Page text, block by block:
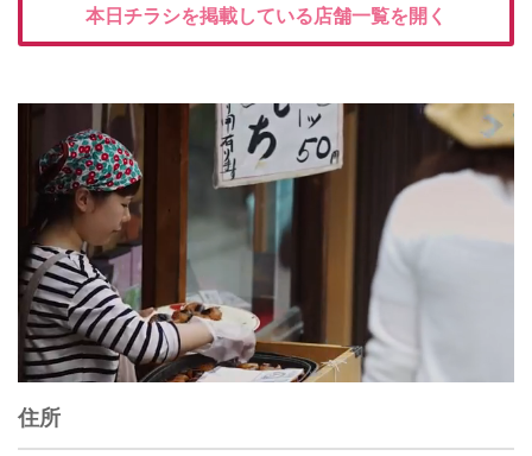
本日チラシを掲載している店舗一覧を開く
住所